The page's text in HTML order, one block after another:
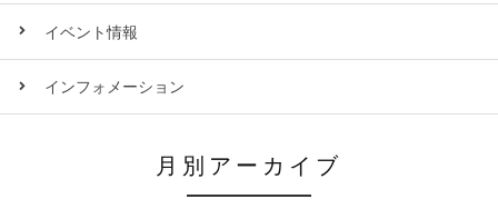
イベント情報
インフォメーション
月別アーカイブ